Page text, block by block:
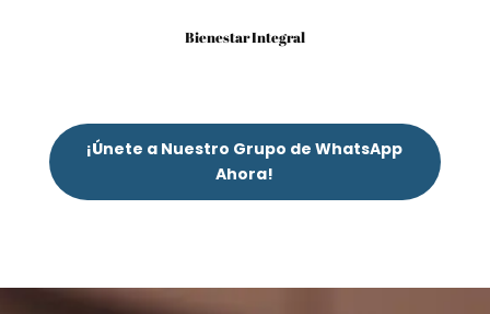
Bienestar Integral
¡Únete a Nuestro Grupo de WhatsApp
Ahora!